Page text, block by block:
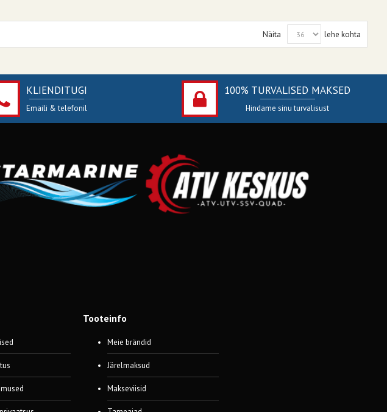
Näita lehe kohta
KLIENDITUGI
Emaili & telefonil
100% TURVALISED MAKSED
Hindame sinu turvalisust
Tooteinfo
Meie brändid
Järelmaksud
Makseviisid